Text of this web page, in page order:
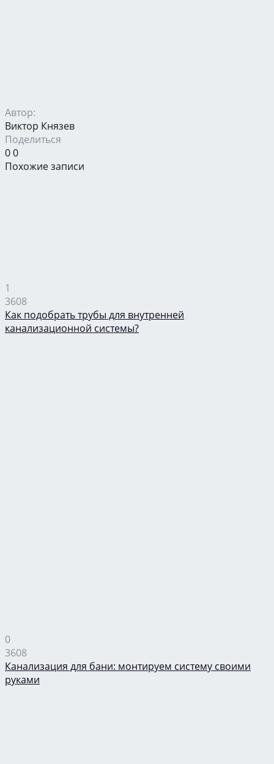
Автор:
Виктор Князев
Поделиться
00
Похожие записи
1
3608
Как подобрать трубы для внутренней
канализационной системы?
0
3608
Канализация для бани: монтируем систему своими
руками